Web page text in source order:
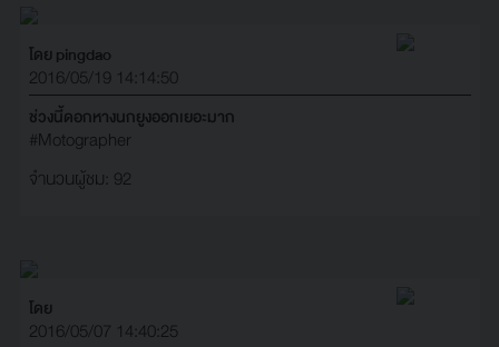
โดย pingdao
2016/05/19 14:14:50
ช่วงนี้ดอกหางนกยูงออกเยอะมาก
#Motographer
จำนวนผู้ชม: 92
โดย
2016/05/07 14:40:25